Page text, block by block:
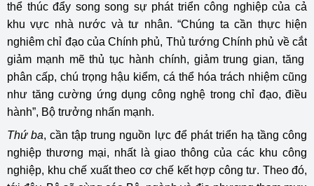
thể thúc đẩy song song sự phát triển công nghiệp của cả
khu vực nhà nước và tư nhân. “Chúng ta cần thực hiện
nghiêm chỉ đạo của Chính phủ, Thủ tướng Chính phủ về cắt
giảm mạnh mẽ thủ tục hành chính, giảm trung gian, tăng
phân cấp, chú trọng hậu kiểm, cá thể hóa trách nhiệm cũng
như tăng cường ứng dụng công nghệ trong chỉ đạo, điều
hành”, Bộ trưởng nhấn mạnh.
Thứ ba, cần tập trung nguồn lực để phát triển hạ tầng công
nghiệp thương mại, nhất là giao thông của các khu công
nghiệp, khu chế xuất theo cơ chế kết hợp công tư. Theo đó,